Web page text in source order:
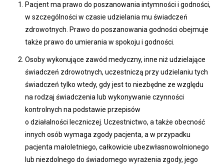
Pacjent ma prawo do poszanowania intymności i godności,
w szczególności w czasie udzielania mu świadczeń
zdrowotnych. Prawo do poszanowania godności obejmuje
także prawo do umierania w spokoju i godności.
Osoby wykonujące zawód medyczny, inne niż udzielające
świadczeń zdrowotnych, uczestniczą przy udzielaniu tych
świadczeń tylko wtedy, gdy jest to niezbędne ze względu
na rodzaj świadczenia lub wykonywanie czynności
kontrolnych na podstawie przepisów
o działalności leczniczej. Uczestnictwo, a także obecność
innych osób wymaga zgody pacjenta, a w przypadku
pacjenta małoletniego, całkowicie ubezwłasnowolnionego
lub niezdolnego do świadomego wyrażenia zgody, jego